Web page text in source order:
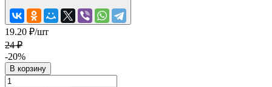
19.20 ₽/шт
24 ₽
-20%
В корзину